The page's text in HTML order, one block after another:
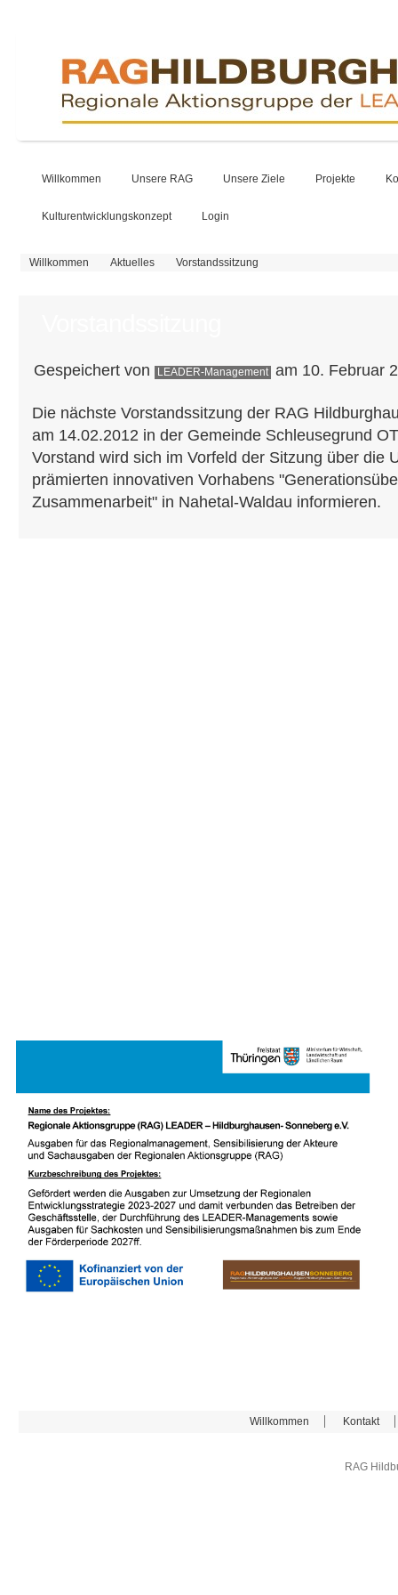
Willkommen Unsere RAG Unsere Ziele Projekte
Kulturentwicklungskonzept Login
Sie sind hier
Willkommen Aktuelles Vorstandssitzung
Gespeichert von LEADER-Management am 10. Februar
Die nächste Vorstandssitzung der RAG
am 14.02.2012 in der Gemeinde Schleusegrund
Vorstand wird sich im Vorfeld der Sitzung über die
prämierten innovativen Vorhabens
Zusammenarbeit" in Nahetal-Waldau informieren.
Willkommen Kontakt
RAG